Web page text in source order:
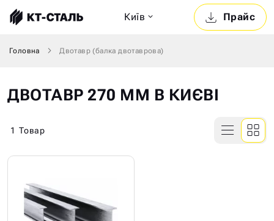
Прайс
Київ
Головна Двотавр (балка двотаврова)
ДВОТАВР 270 ММ В КИЄВІ
1 Товар